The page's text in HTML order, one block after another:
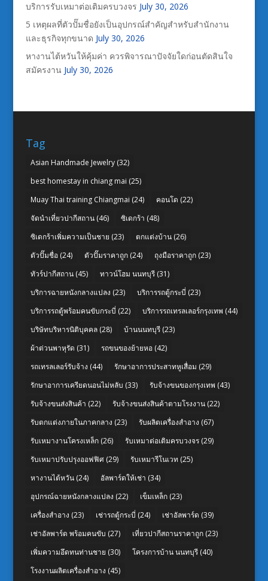
บริการรับเหมาต่อเติมครบวงจร July 30, 2026
5 เหตุผลที่ตัวปั๊มชื่อยังเป็นอุปกรณ์สำคัญสำหรับสำนักงาน
และธุรกิจทุกขนาด July 30, 2026
หางานไต้หวันให้คุ้มค่า ควรพิจารณาปัจจัยใดก่อนตัดสินใจ
สมัครงาน July 30, 2026
Tag
Asian Handmade Jewelry(32)
best homestay in chiang mai (25)
Muay Thai training Chiangmai (24) คอนโด (22)
จัดนำเที่ยวปากีสถาน(46) ซิเดกร้า (48)
ซิเดกร้าเพิ่มความเป็นชาย (23) ตกแต่งบ้าน(26)
ตัวปั๊มชื่อ(24) ตัวปั๊มราคาถูก(24) ถุงมือราคาถูก(23)
ทัวร์ปากีสถาน(45) ทาวน์โฮม นนทบุรี(31)
บริการฉายหนังกลางแปลง (23) บริการรถตู้กระบี่ (23)
บริการรถตู้พร้อมคนขับกระบี่ (22) บริการรถเทรลเลอร์กรุงเทพ (44)
บริษัทบริหารนิติบุคคล(28) บ้านนนทบุรี(23)
ผ้าต่วนพาหุรัด (31) รถขนของย้ายหอ(42)
รถเทรลเลอร์รับจ้าง (44) รักษาอาการประสาทหูเสื่อม (29)
รักษาอาการเครียดนอนไม่หลับ (33) รับจ้างขนของกรุงเทพ (43)
รับจ้างขนส่งสินค้า (22) รับจ้างขนส่งสินค้าตามโรงงาน(22)
รับตกแต่งภายในภาคกลาง (23) รับผลิตเครื่องสำอาง (67)
รับเหมางานโครงเหล็ก(26) รับเหมาต่อเติมครบวงจร(29)
รับเหมาปรับปรุงออฟฟิศ(29) รับเหมารีโนเวท (25)
หางานไต้หวัน(24) อัลพาร์ดให้เช่า (34)
อุปกรณ์ฉายหนังกลางแปลง (22) เข็มเหล็ก(23)
เครื่องสำอาง (23) เช่ารถตู้กระบี่ (24) เช่าอัลพาร์ด (39)
เช่าอัลพาร์ด พร้อมคนขับ (27) เที่ยวปากีสถานราคาถูก(23)
เพิ่มความอึดทนท่านชาย (30) โครงการบ้าน นนทบุรี(40)
โรงงานผลิตเครื่องสำอาง (45)